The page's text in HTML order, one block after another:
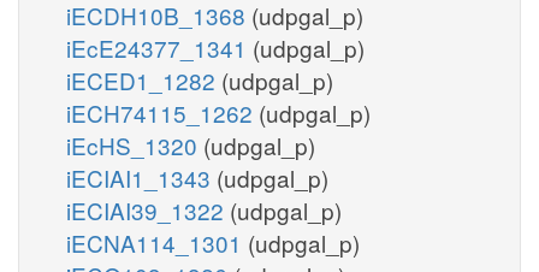
iECDH10B_1368 (udpgal_p)
iEcE24377_1341 (udpgal_p)
iECED1_1282 (udpgal_p)
iECH74115_1262 (udpgal_p)
iEcHS_1320 (udpgal_p)
iECIAI1_1343 (udpgal_p)
iECIAI39_1322 (udpgal_p)
iECNA114_1301 (udpgal_p)